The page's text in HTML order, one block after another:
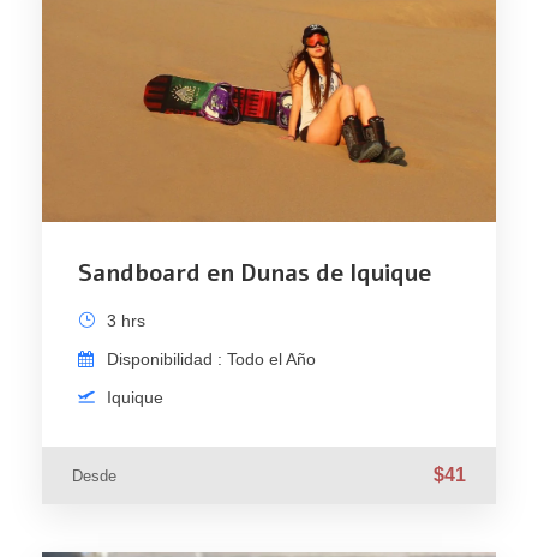
Sandboard en Dunas de Iquique
3 hrs
Disponibilidad : Todo el Año
Iquique
Desde $41